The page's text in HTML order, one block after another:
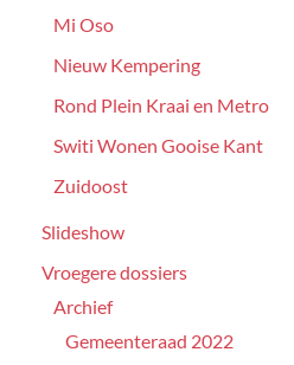
Mi Oso
Nieuw Kempering
Rond Plein Kraai en Metro
Switi Wonen Gooise Kant
Zuidoost
Slideshow
Vroegere dossiers
Archief
Gemeenteraad 2022